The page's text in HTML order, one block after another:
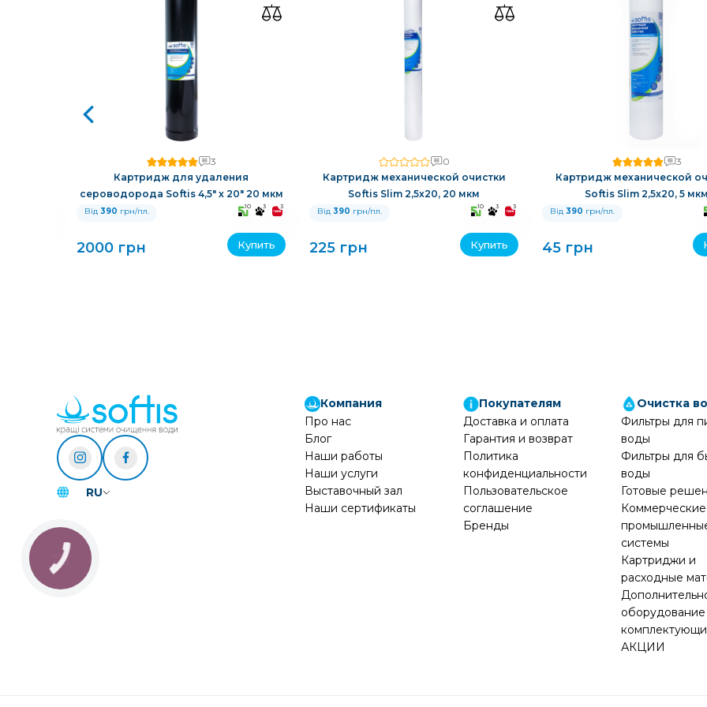
3
Картридж для удаления
сероводорода Softis 4,5" х 20" 20 мкм
Від 390 грн/пл. 10 3 3
2000 грн Купить
0
Картридж механической очистки
Softis Slim 2,5x20, 20 мкм
Від 390 грн/пл. 10 3 3
225 грн Купить
3
Картридж механической
Softis Slim 2,5x20, 5 мкм
Від 390 грн/пл.
45 грн
RU
Компания
Про нас
Блог
Наши работы
Наши услуги
Выставочный зал
Наши сертификаты
Покупателям
Доставка и оплата
Гарантия и возврат
Политика
конфиденциальности
Пользовательское
соглашение
Бренды
Очистка
Фильтры для
воды
Фильтры для
воды
Готовые
системы
Картриджи и
расходные
оборудование
АКЦИИ
КНОПКА
ЗВ'ЯЗКУ